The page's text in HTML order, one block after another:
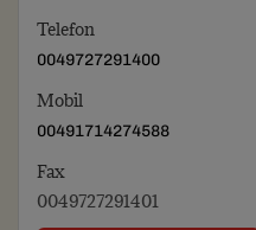
Telefon
0049727291400
Mobil
00491714274588
Fax
0049727291401